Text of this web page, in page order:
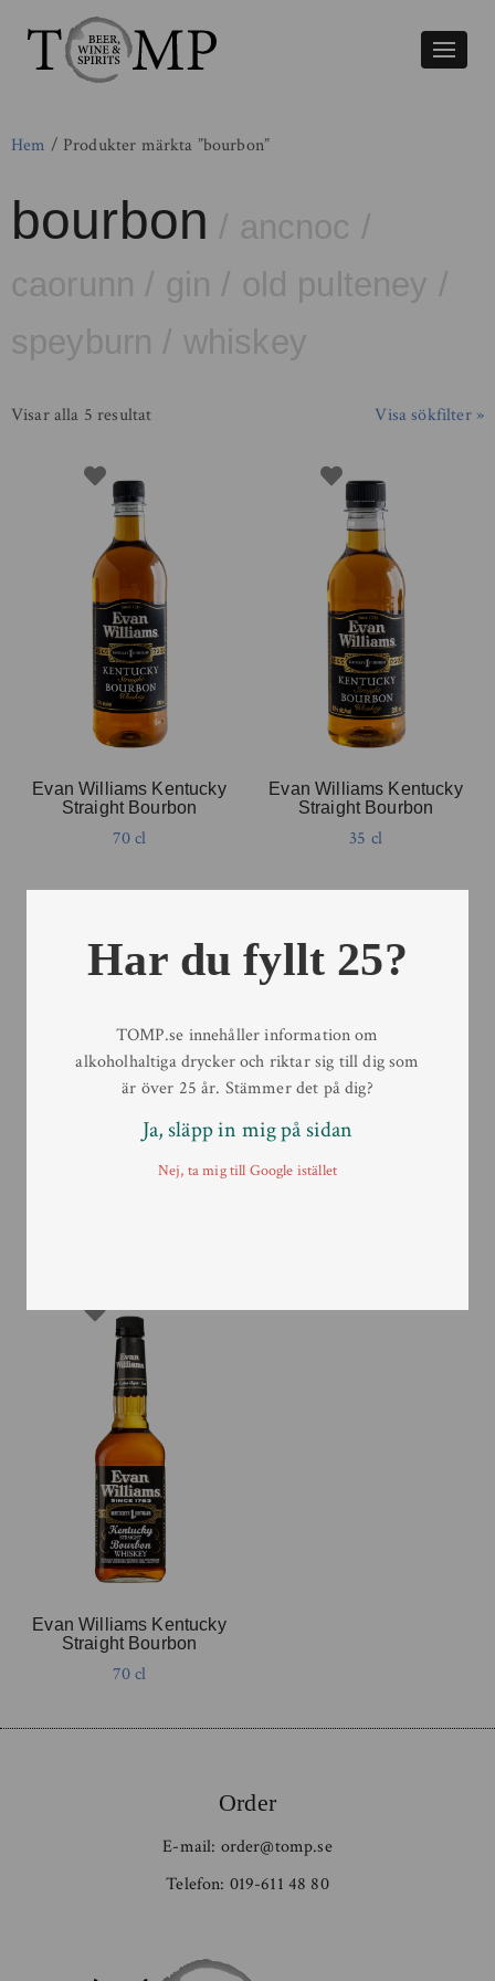
Växla
Hem / Produkter märkta ”bourbon”
bourbon / ancnoc /
caorunn / gin / old pulteney /
speyburn / whiskey
Visa sökfilter »
Visar alla 5 resultat
Evan Williams Kentucky
Straight Bourbon
70 cl
Evan Williams Kentucky
Straight Bourbon
35 cl
Evan Williams Kentucky
Straight Bourbon
70 cl
Order
E-mail: order@tomp.se
Telefon: 019-611 48 80
Har du fyllt 25?
TOMP.se innehåller information om
alkoholhaltiga drycker och riktar sig till dig som
är över 25 år. Stämmer det på dig?
Ja, släpp in mig på sidan
Nej, ta mig till Google istället